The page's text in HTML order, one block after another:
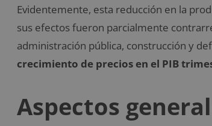
Evidentemente, esta reducción en la
sus efectos fueron parcialmente
administración pública, construcción y
crecimiento de precios en el PIB
Aspectos